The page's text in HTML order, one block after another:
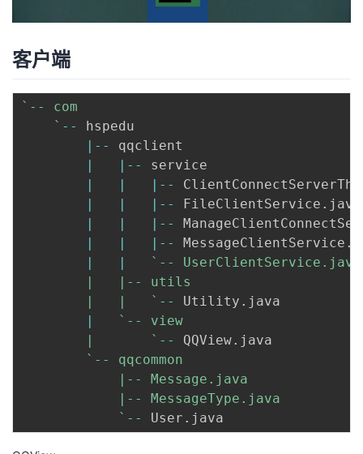
客户端
` -- com
` --
hspedu
| --
qqclient
|
| --
service
|
| | --
|
| | -- FileClientService . java
|
| | --
|
| | -- MessageClientService .
|
| ` -- UserClientService.java
        |   |-- utils
        |   |
` -- Utility . java
|
` -- view
        |
` -- QQView. java
` -- qqcommon
            |-- Message.java
            |-- MessageType.java
` -- User .